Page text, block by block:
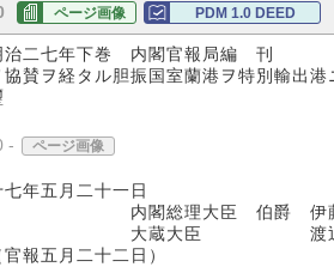
ページ画像 PDM 1.0 DEED
二七年下巻 内閣官報局編 刊
協賛ヲ経タル胆振国室蘭港ヲ特別輸出
- ページ画像
年五月二十一日
理大臣 伯爵 伊藤
大臣 渡辺国
報五月二十二日）